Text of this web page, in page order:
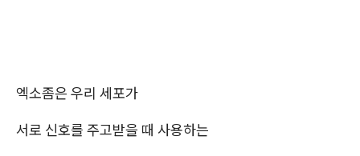
엑소좀은 우리 세포가
서로 신호를 주고받을 때 사용하는